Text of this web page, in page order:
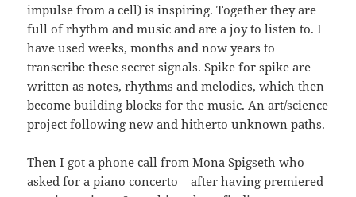
impulse from a cell) is inspiring. Together they are
full of rhythm and music and are a joy to listen to. I
have used weeks, months and now years to
transcribe these secret signals. Spike for spike are
written as notes, rhythms and melodies, which then
become building blocks for the music. An art/science
project following new and hitherto unknown paths.
Then I got a phone call from Mona Spigseth who
asked for a piano concerto – after having premiered